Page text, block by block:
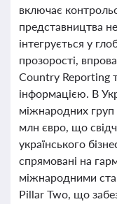
включає
представництва
інтегрується у
прозорості,
Country Reporting
інформацією. В
міжнародних
млн євро, що
українського
спрямовані на
міжнародними
Pillar Two, що